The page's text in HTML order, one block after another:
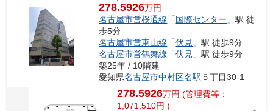
278.5926万円
名古屋市営桜通線 「国際センター 」駅 徒
歩5分
名古屋市営東山線 「伏見 」駅 徒歩9分
名古屋市営鶴舞線 「伏見 」駅 徒歩9分
築25年 / 10階建
愛知県名古屋市中村区名駅 ５丁目30-1
278.5926万円 (管理費等：
1,071,510円 )